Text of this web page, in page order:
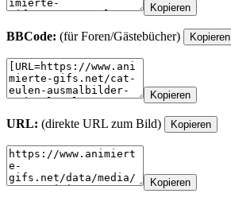
Kopieren
BBCode: (für Foren/Gästebücher) Kopieren
Kopieren
URL: (direkte URL zum Bild) Kopieren
Kopieren